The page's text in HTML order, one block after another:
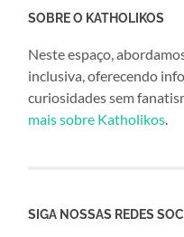
SOBRE O KATHOLIKOS
Neste espaço,
inclusiva, oferecendo
curiosidades sem
mais sobre Katholikos
SIGA NOSSAS REDES